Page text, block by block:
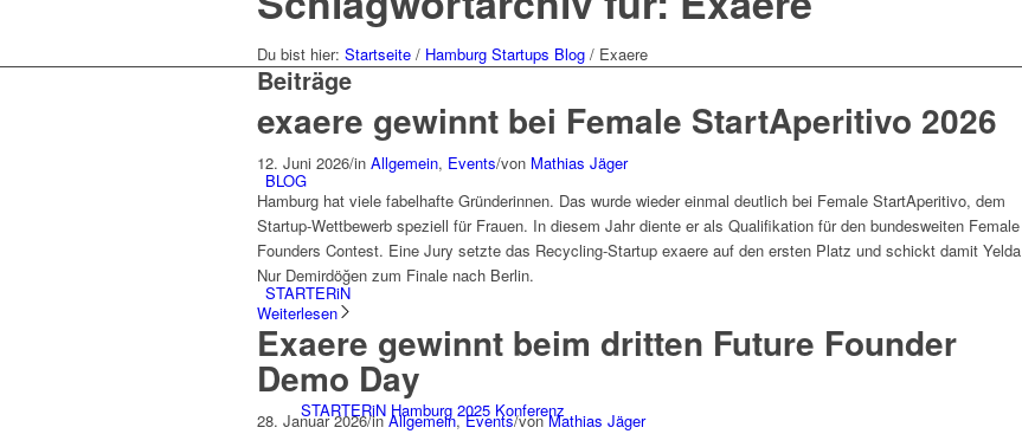
BLOG
STARTERiN
STARTERiN Hamburg 2025 Konferenz
Du bist hier: Startseite / Hamburg Startups Blog / Exaere
Beiträge
exaere gewinnt bei Female StartAperitivo 2026
12. Juni 2026/in Allgemein, Events/von Mathias Jäger
Hamburg hat viele fabelhafte Gründerinnen. Das wurde wieder einmal deutlich bei Female StartAperitivo, dem
Startup-Wettbewerb speziell für Frauen. In diesem Jahr diente er als Qualifikation für den bundesweiten Female
Founders Contest. Eine Jury setzte das Recycling-Startup exaere auf den ersten Platz und schickt damit Yelda
Nur Demirdöğen zum Finale nach Berlin.
Weiterlesen
Exaere gewinnt beim dritten Future Founder
Demo Day
28. Januar 2026/inAllgemein,Events/vonMathias Jäger